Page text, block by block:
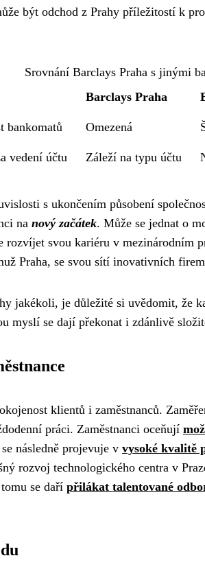
být odchod z Prahy příležitostí k
Srovnání Barclays Praha s jinými
Barclays Praha
bankomatů Omezená
vedení účtu Záleží na typu účtu
s ukončením působení
na nový začátek. Může se jednat o
rozvíjet svou kariéru v mezinárodním
Praha, se svou sítí inovativních
jakékoli, je důležité si uvědomit, že
myslí se dají překonat i zdánlivě
klientů i zaměstnanců.
práci. Zaměstnanci oceňují
následně projevuje v vysoké kvalitě
rozvoj technologického centra v
se daří přilákat talentované